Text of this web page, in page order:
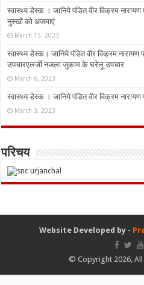
स्वास्थ्य डेस्क । जानिये पंडित वीर विक्रम
नुस्‍खों को अजमाएं
March 15, 2023
स्वास्थ्य डेस्क। जानिये पंडित वीर विक्रम
उपचारएलर्जी नजला जुकाम के घरेलू उपचार
March 6, 2023
स्वास्थ्य डेस्क । जानिये पंडित वीर विक्रम
March 3, 2023
परिचय
Website Developed by -
© Copyright 2026, All